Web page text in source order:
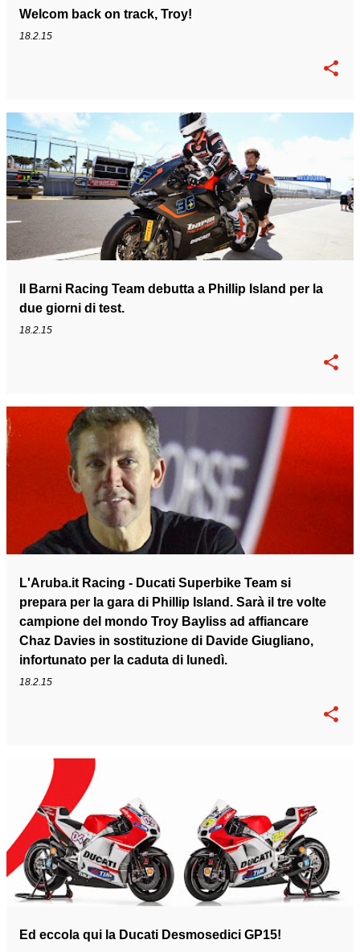
Welcom back on track, Troy!
18.2.15
Il Barni Racing Team debutta a Phillip Island per la
due giorni di test.
18.2.15
L'Aruba.it Racing - Ducati Superbike Team si
prepara per la gara di Phillip Island. Sarà il tre volte
campione del mondo Troy Bayliss ad affiancare
Chaz Davies in sostituzione di Davide Giugliano,
infortunato per la caduta di lunedì.
18.2.15
Ed eccola qui la Ducati Desmosedici GP15!